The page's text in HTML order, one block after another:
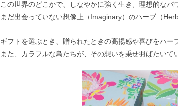
この世界のどこかで、しなやかに強く生き、理想的なパ
まだ出会っていない想像上（Imaginary）のハーブ（
ギフトを選ぶとき、贈られたときの高揚感や喜びをハー
また、カラフルな鳥たちが、その想いを乗せ羽ばたいて